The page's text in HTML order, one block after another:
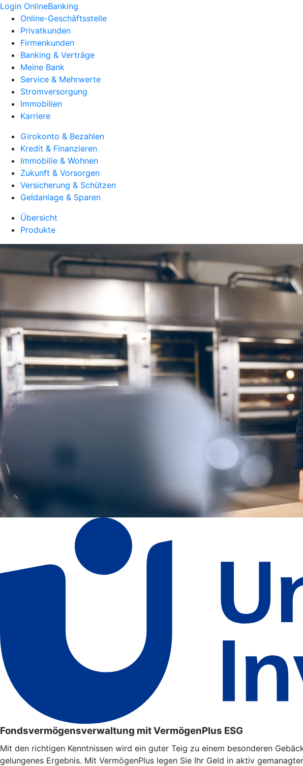
Login OnlineBanking
Online-Geschäftsstelle
Privatkunden
Firmenkunden
Banking & Verträge
Meine Bank
Service & Mehrwerte
Stromversorgung
Immobilien
Karriere
Girokonto & Bezahlen
Kredit & Finanzieren
Immobilie & Wohnen
Zukunft & Vorsorgen
Versicherung & Schützen
Geldanlage & Sparen
Übersicht
Produkte
Fondsvermögensverwaltung mit VermögenPlus ESG
Mit den richtigen Kenntnissen wird ein guter Teig zu einem besonderen
gelungenes Ergebnis. Mit VermögenPlus legen Sie Ihr Geld in aktiv